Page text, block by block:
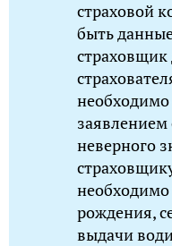
страховой
быть
необходимо
неверного
необходимо
рождения,
выдачи